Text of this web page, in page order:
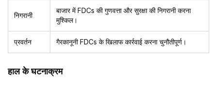
निगरानी
बाजार में FDCs की गुणवत्ता और सुरक्षा की निगरानी करना
मुश्किल।
प्रवर्तन गैरकानूनी FDCs के खिलाफ कार्रवाई करना चुनौतीपूर्ण।
हाल के घटनाक्रम